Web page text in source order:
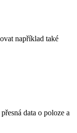
například také
data o poloze a